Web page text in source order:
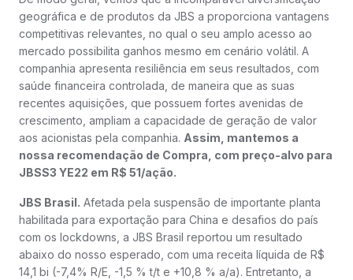
geográfica e de produtos da JBS a proporciona vantagens
competitivas relevantes, no qual o seu amplo acesso ao
mercado possibilita ganhos mesmo em cenário volátil. A
companhia apresenta resiliência em seus resultados, com
saúde financeira controlada, de maneira que as suas
recentes aquisições, que possuem fortes avenidas de
crescimento, ampliam a capacidade de geração de valor
aos acionistas pela companhia. Assim, mantemos a
nossa recomendação de Compra, com preço-alvo para
JBSS3 YE22 em R$ 51/ação.
JBS Brasil. Afetada pela suspensão de importante planta
habilitada para exportação para China e desafios do país
com os lockdowns, a JBS Brasil reportou um resultado
abaixo do nosso esperado, com uma receita líquida de R$
14,1 bi (-7,4% R/E, -1,5 % t/t e +10,8 % a/a). Entretanto, a